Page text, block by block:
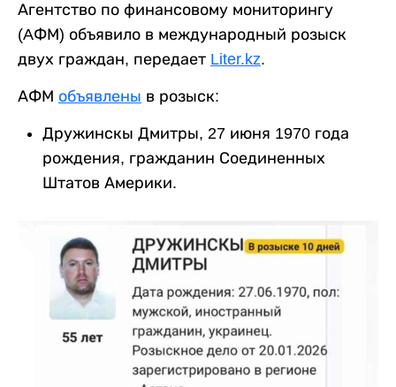
Агентство по финансовому мониторингу
(AФМ) объявило в международный розыск
двух граждан, передает Liter.kz.
АФМ объявлены в розыск:
Дружинскы Дмитры, 27 июня 1970 года
рождения, гражданин Соединенных
Штатов Америки.